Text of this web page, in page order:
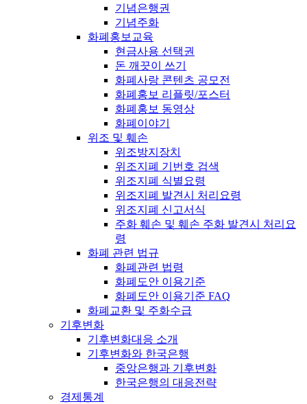
기념은행권
기념주화
화폐홍보교육
현금사용 선택권
돈 깨끗이 쓰기
화폐사랑 콘텐츠 공모전
화폐홍보 리플릿/포스터
화폐홍보 동영상
화폐이야기
위조 및 훼손
위조방지장치
위조지폐 기번호 검색
위조지폐 식별요령
위조지폐 발견시 처리요령
위조지폐 신고서식
주화 훼손 및 훼손 주화 발견시 처리요
령
화폐 관련 법규
화폐관련 법령
화폐도안 이용기준
화폐도안 이용기준 FAQ
화폐교환 및 주화수급
기후변화
기후변화대응 소개
기후변화와 한국은행
중앙은행과 기후변화
한국은행의 대응전략
경제통계